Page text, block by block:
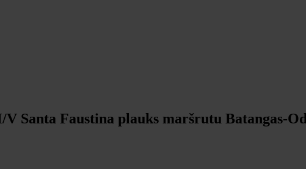
Santa Faustina plauks maršrutu Batangas-